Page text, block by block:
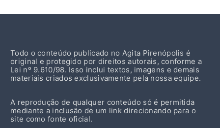
Todo o conteúdo publicado no Agita Pirenópolis é
original e protegido por direitos autorais, conforme a
Lei nº 9.610/98. Isso inclui textos, imagens e demais
materiais criados exclusivamente pela nossa equipe.
A reprodução de qualquer conteúdo só é permitida
mediante a inclusão de um link direcionando para o
site como fonte oficial.